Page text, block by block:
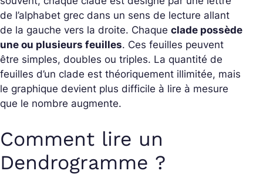
de l’alphabet grec dans un sens de lecture allant
de la gauche vers la droite. Chaque clade possède
une ou plusieurs feuilles. Ces feuilles peuvent
être simples, doubles ou triples. La quantité de
feuilles d’un clade est théoriquement illimitée, mais
le graphique devient plus difficile à lire à mesure
que le nombre augmente.
Comment lire un
Dendrogramme ?